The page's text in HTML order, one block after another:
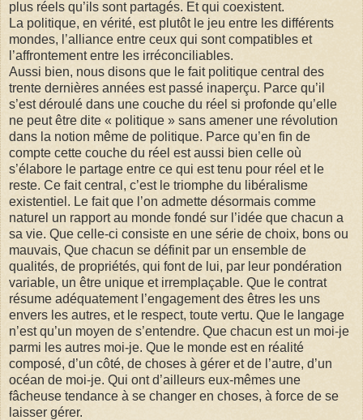
plus réels qu’ils sont partagés. Et qui coexistent.
La politique, en vérité, est plutôt le jeu entre les différents
mondes, l’alliance entre ceux qui sont compatibles et
l’affrontement entre les irréconciliables.
Aussi bien, nous disons que le fait politique central des
trente dernières années est passé inaperçu. Parce qu’il
s’est déroulé dans une couche du réel si profonde qu’elle
ne peut être dite « politique » sans amener une révolution
dans la notion même de politique. Parce qu’en fin de
compte cette couche du réel est aussi bien celle où
s’élabore le partage entre ce qui est tenu pour réel et le
reste. Ce fait central, c’est le triomphe du libéralisme
existentiel. Le fait que l’on admette désormais comme
naturel un rapport au monde fondé sur l’idée que chacun a
sa vie. Que celle-ci consiste en une série de choix, bons ou
mauvais, Que chacun se définit par un ensemble de
qualités, de propriétés, qui font de lui, par leur pondération
variable, un être unique et irremplaçable. Que le contrat
résume adéquatement l’engagement des êtres les uns
envers les autres, et le respect, toute vertu. Que le langage
n’est qu’un moyen de s’entendre. Que chacun est un moi-je
parmi les autres moi-je. Que le monde est en réalité
composé, d’un côté, de choses à gérer et de l’autre, d’un
océan de moi-je. Qui ont d’ailleurs eux-mêmes une
fâcheuse tendance à se changer en choses, à force de se
laisser gérer.